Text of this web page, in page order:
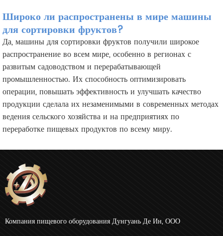
Широко ли распространены в мире машины
для сортировки фруктов?
Да, машины для сортировки фруктов получили широкое
распространение во всем мире, особенно в регионах с
развитым садоводством и перерабатывающей
промышленностью. Их способность оптимизировать
операции, повышать эффективность и улучшать качество
продукции сделала их незаменимыми в современных методах
ведения сельского хозяйства и на предприятиях по
переработке пищевых продуктов по всему миру.
Компания пищевого оборудования Дунгуань Де Ин, ООО